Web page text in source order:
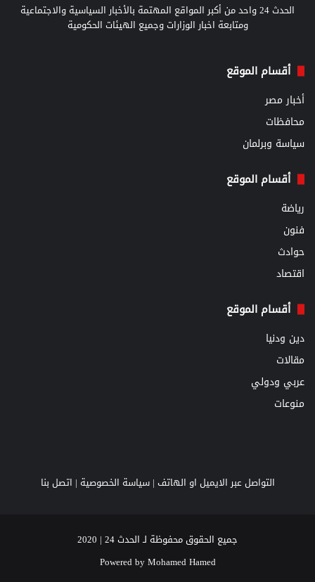
الحدث 24 واحد من أكبر المواقع المهتمة بالأخبار السياسية والاجتماعية
ومتابعة اخبار الوزارات وجميع الهيئات الحكومية
أقسام الموقع
أخبار مصر
محافظات
سياسة وبرلمان
أقسام الموقع
رياضة
فنون
حوادث
اقتصاد
أقسام الموقع
دين ودنيا
مقالات
عربي ودولي
منوعات
التواصل عبر الايميل او الهاتف |سياسة الخصوصية | اتصل بنا
جميع الحقوق محفوظة لـ الحدث 24 | 2020
Powered byMohamed Hamed